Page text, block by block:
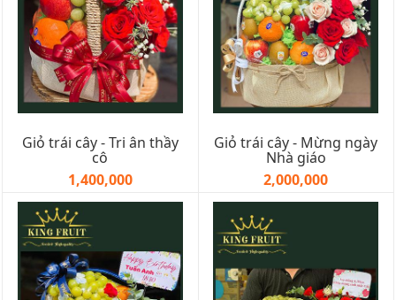
Giỏ trái cây - Tri ân thầy
cô
1,400,000
Giỏ trái cây - Mừng ngày
Nhà giáo
2,000,000